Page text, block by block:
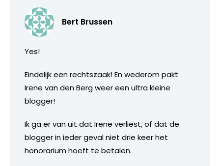
Bert Brussen
Yes!
Eindelijk een rechtszaak! En wederom pakt
Irene van den Berg weer een ultra kleine
blogger!
Ik ga er van uit dat Irene verliest, of dat de
blogger in ieder geval niet drie keer het
honorarium hoeft te betalen.